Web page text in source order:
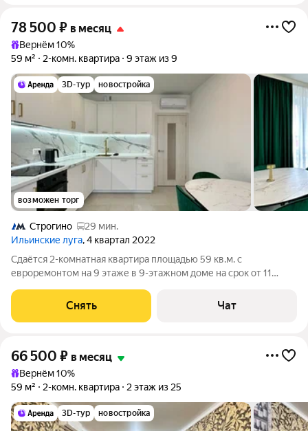
78 500 ₽ в месяц
Вернём 10%
59 м²
2-комн. квартира 9 этаж из 9
3D-тур новостройка
возможен торг
Строгино
29 мин.
Ильинские луга, 4 квартал 2022
Сдаётся 2-комнатная квартира площадью 59 кв.м. с
евроремонтом на 9 этаже в 9-этажном доме на срок от 11
Стиральная машина Холодильник Посудомоечная машина
Кондиционер Дом - монолитный, окна
Снять Чат
66 500 ₽ в месяц
Вернём 10%
59 м²
2-комн. квартира 2 этаж из 25
3D-тур новостройка